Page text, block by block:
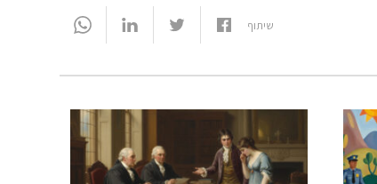
שיתוף